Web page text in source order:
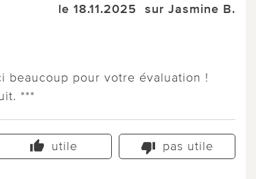
le 18.11.2025 sur Jasmine B.
beaucoup pour votre évaluation !
***
utile pas utile